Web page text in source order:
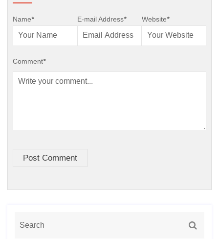
Name* E-mail Address* Website*
Comment*
Post Comment